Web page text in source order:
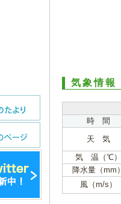
気象情報
時 間
天 気
気 温（℃）
降水量（mm）
風（m/s）